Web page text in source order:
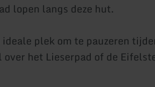
lopen langs deze hut.
plek om te pauzeren
het Lieserpad of de